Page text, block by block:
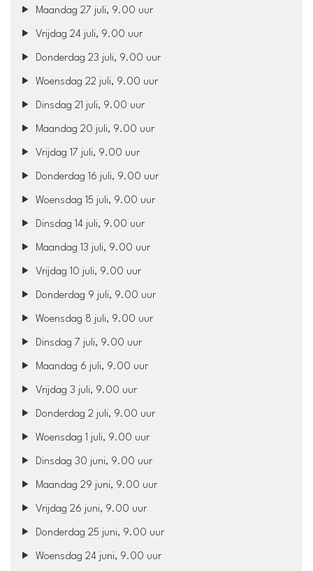
Maandag 27 juli, 9.00 uur
Vrijdag 24 juli, 9.00 uur
Donderdag 23 juli, 9.00 uur
Woensdag 22 juli, 9.00 uur
Dinsdag 21 juli, 9.00 uur
Maandag 20 juli, 9.00 uur
Vrijdag 17 juli, 9.00 uur
Donderdag 16 juli, 9.00 uur
Woensdag 15 juli, 9.00 uur
Dinsdag 14 juli, 9.00 uur
Maandag 13 juli, 9.00 uur
Vrijdag 10 juli, 9.00 uur
Donderdag 9 juli, 9.00 uur
Woensdag 8 juli, 9.00 uur
Dinsdag 7 juli, 9.00 uur
Maandag 6 juli, 9.00 uur
Vrijdag 3 juli, 9.00 uur
Donderdag 2 juli, 9.00 uur
Woensdag 1 juli, 9.00 uur
Dinsdag 30 juni, 9.00 uur
Maandag 29 juni, 9.00 uur
Vrijdag 26 juni, 9.00 uur
Donderdag 25 juni, 9.00 uur
Woensdag 24 juni, 9.00 uur